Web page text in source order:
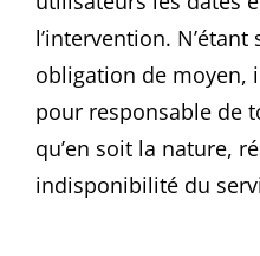
l’intervention. N’étant
obligation de moyen,
pour responsable de
qu’en soit la nature,
indisponibilité du